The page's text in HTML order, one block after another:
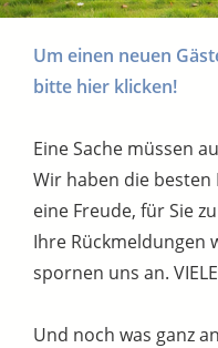
Um einen neuen
bitte hier klicken!
Eine Sache müssen
Wir haben die
eine Freude, für Sie
Ihre Rückmeldungen
spornen uns an.
Und noch was ganz